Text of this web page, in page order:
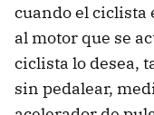
cuando el ciclista
al motor que se
ciclista lo desea,
sin pedalear,